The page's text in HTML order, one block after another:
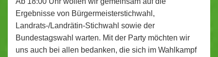
Ergebnisse von Bürgermeisterstichwahl,
Landrats-/Landrätin-Stichwahl sowie der
Bundestagswahl warten. Mit der Party möchten wir
uns auch bei allen bedanken, die sich im Wahlkampf